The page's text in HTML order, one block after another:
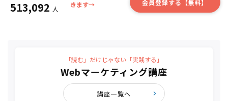
513,092 人
きます→
会員登録する【無料】
「読む」だけじゃない「実践する」
Webマーケティング講座
講座一覧へ